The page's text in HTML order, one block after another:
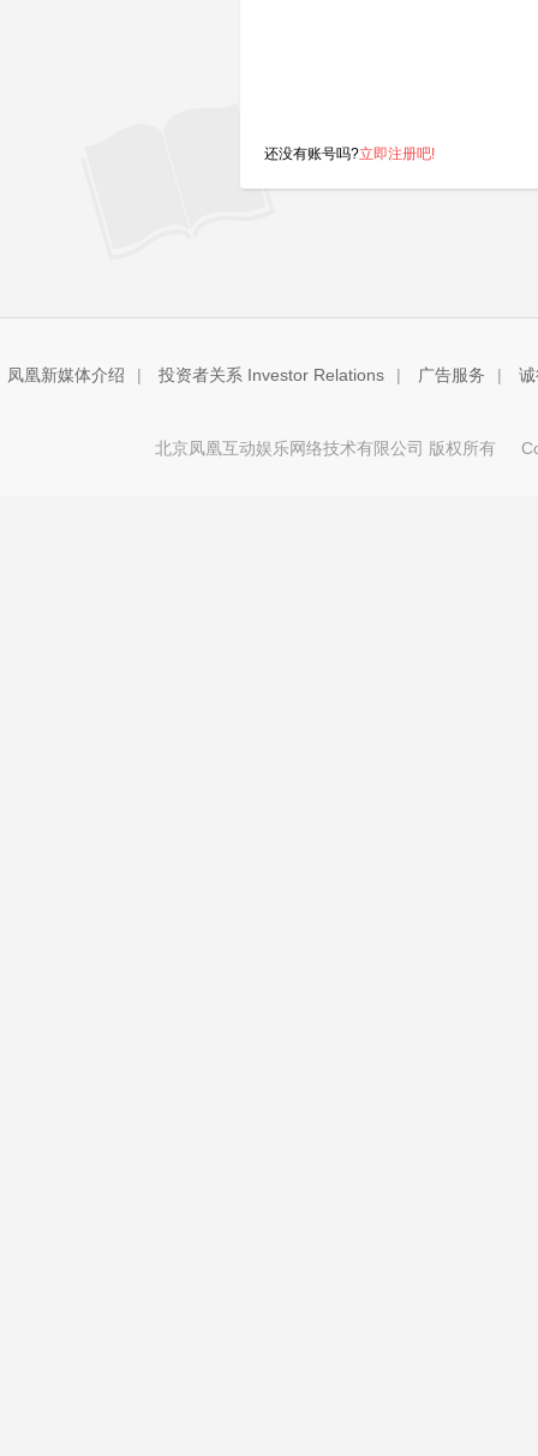
还没有账号吗?立即注册吧!
凤凰新媒体介绍 | 投资者关系 Investor Relations | 广告服务 |
北京凤凰互动娱乐网络技术有限公司 版权所有